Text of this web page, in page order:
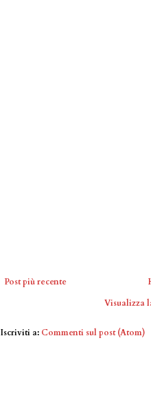
Post più recente
Visualizza
Iscriviti a: Commenti sul post (Atom)